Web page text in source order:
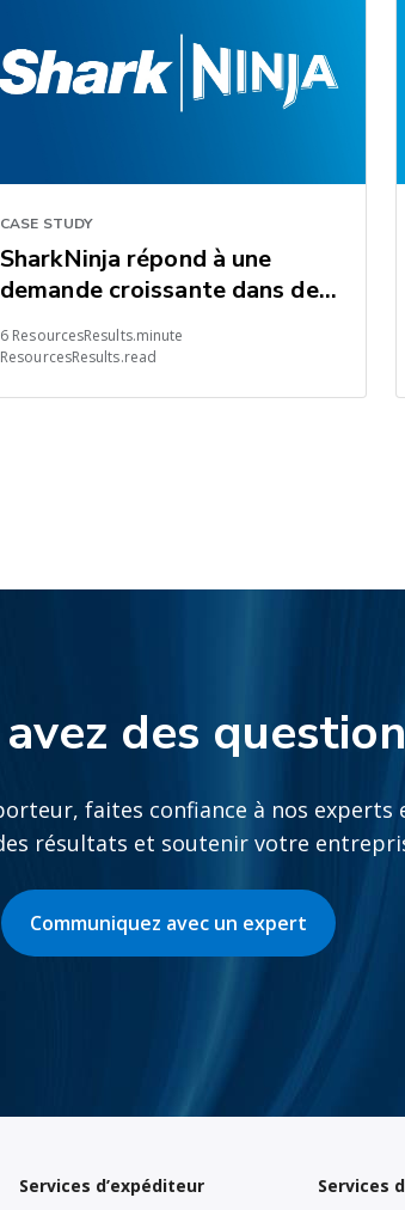
CASE STUDY
SharkNinja répond à une
demande croissante dans des
conditions de marché
difficiles
6 ResourcesResults.minute
ResourcesResults.read
des
faites confiance à nos
résultats et soutenir votre
Communiquez avec un expert
Services d’expéditeur Services